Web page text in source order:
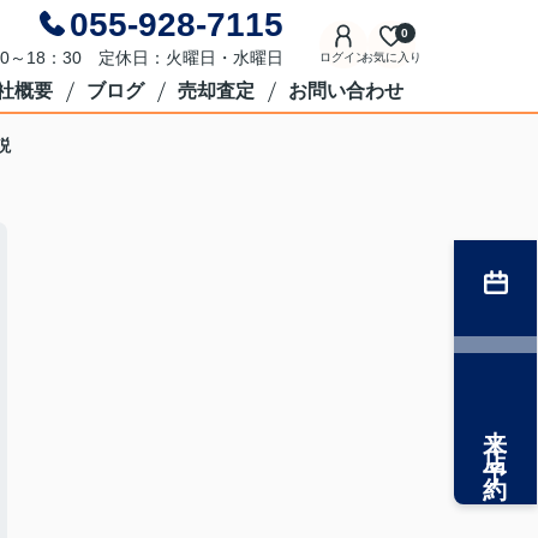
055-928-7115
～18：30 定休日：火曜日・水曜日 ログインお気に入り
0
概要 ブログ 売却査定 お問い合わせ
来店予約